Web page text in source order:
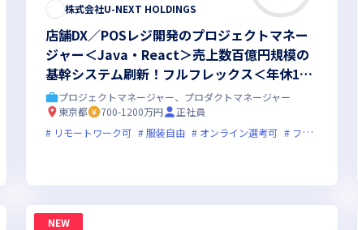
新技術に積極的 面接1回 女性エンジニアが活躍中
株式会社U-NEXT HOLDINGS
店舗DX／POSレジ開発のプロジェクトマネー
ジャー＜Java・React＞売上数百億円規模の
基幹システム刷新！フルフレックス＜年休125
日以上＞
プロジェクトマネージャー、プロダクトマネージャー
東京都
700-1200万円
正社員
リモートワーク可
服装自由 オンライン選考可 フレックス制度あり
NEW